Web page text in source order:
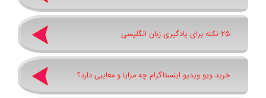
25 نکته برای یادگیری زبان انگلیسی
خرید ویو ویدیو اینستاگرام چه مزایا و معایبی دارد؟